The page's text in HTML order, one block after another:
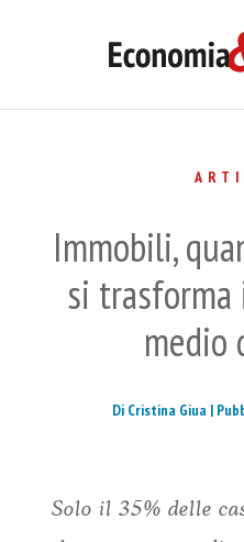
Immobili,
si trasforma
medio
Di Cristina Giua |
Solo il 35% delle